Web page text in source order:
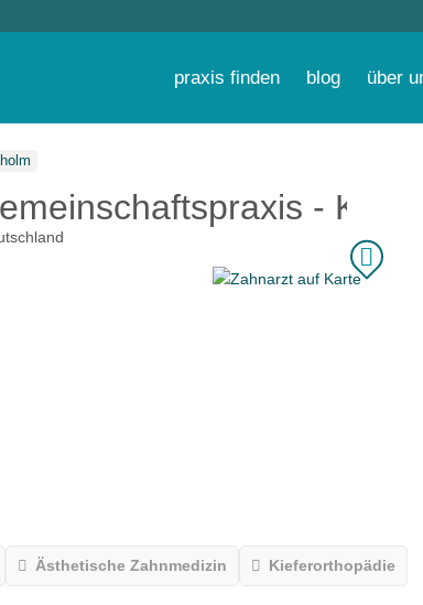
praxis finden blog über
-
Ästhetische Zahnmedizin Kieferorthopädie